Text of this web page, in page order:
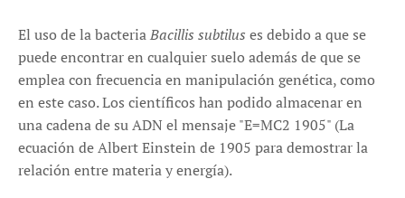
El uso de la bacteriaBacillis subtilus es debido a que se
puede encontrar en cualquier suelo además de que se
emplea con frecuencia en manipulación genética, como
en este caso. Los científicos han podido almacenar en
una cadena de su ADN el mensaje "E=MC2 1905" (La
ecuación de Albert Einstein de 1905 para demostrar la
relación entre materia y energía).